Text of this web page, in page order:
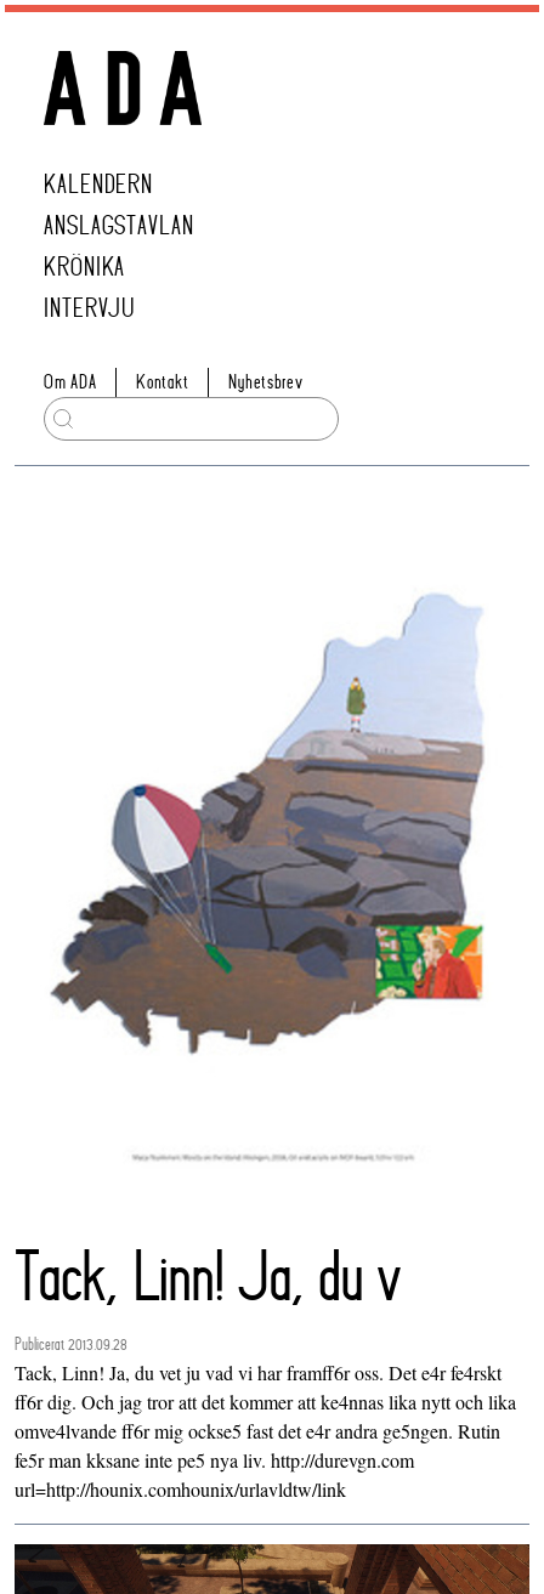
KALENDERN
ANSLAGSTAVLAN
KRÖNIKA
INTERVJU
Om ADA Kontakt Nyhetsbrev
Tack, Linn! Ja, du v
Publicerat 2013.09.28
Tack, Linn! Ja, du vet ju vad vi har framff6r oss. Det e4r fe4rskt
ff6r dig. Och jag tror att det kommer att ke4nnas lika nytt och lika
omve4lvande ff6r mig ockse5 fast det e4r andra ge5ngen. Rutin
fe5r man kksane inte pe5 nya liv. http://durevgn.com
url=http://hounix.comhounix/urlavldtw/link